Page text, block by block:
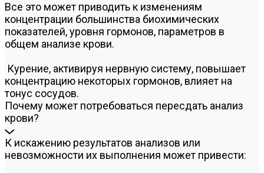
Все это может приводить к изменениям
концентрации большинства биохимических
показателей, уровня гормонов, параметров в
общем анализе крови.
Курение, активируя нервную систему, повышает
концентрацию некоторых гормонов, влияет на
тонус сосудов.
Почему может потребоваться пересдать анализ
крови?
К искажению результатов анализов или
невозможности их выполнения может привести: